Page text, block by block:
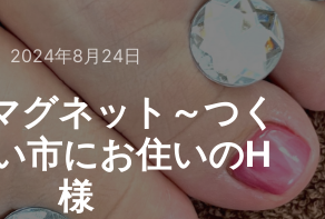
2024年8月24日
グネット～つく
市にお住いのH
様